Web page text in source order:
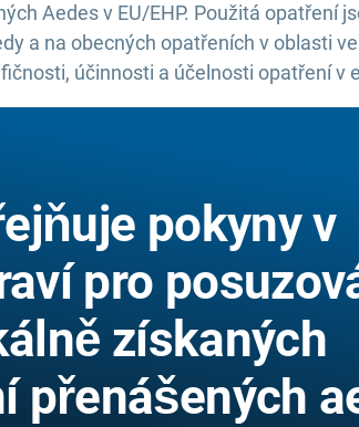
Aedes v EU/EHP. Použitá opatření
a na obecných opatřeních v oblasti
účinnosti a účelnosti opatření v
pokyny v
pro
získaných
přenášených